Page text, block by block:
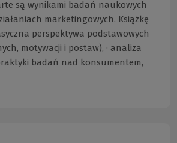
są wynikami badań naukowych
marketingowych. Książkę
perspektywa podstawowych
motywacji i postaw), · analiza
badań nad konsumentem,